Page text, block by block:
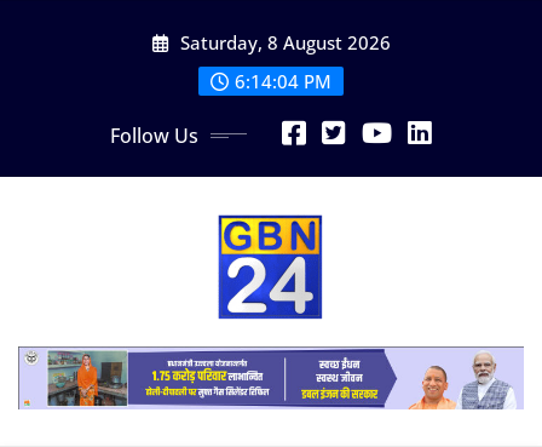
Saturday, 8 August 2026
6:14:05 PM
Follow Us